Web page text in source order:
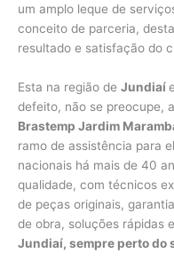
um amplo leque de
conceito de parceria,
resultado e satisfação do
Esta na região de Jundiaí
defeito, não se preocupe, a
Brastemp Jardim
ramo de assistência para
nacionais há mais de 40
qualidade, com técnicos
de peças originais,
de obra, soluções rápidas
Jundiaí, sempre perto do